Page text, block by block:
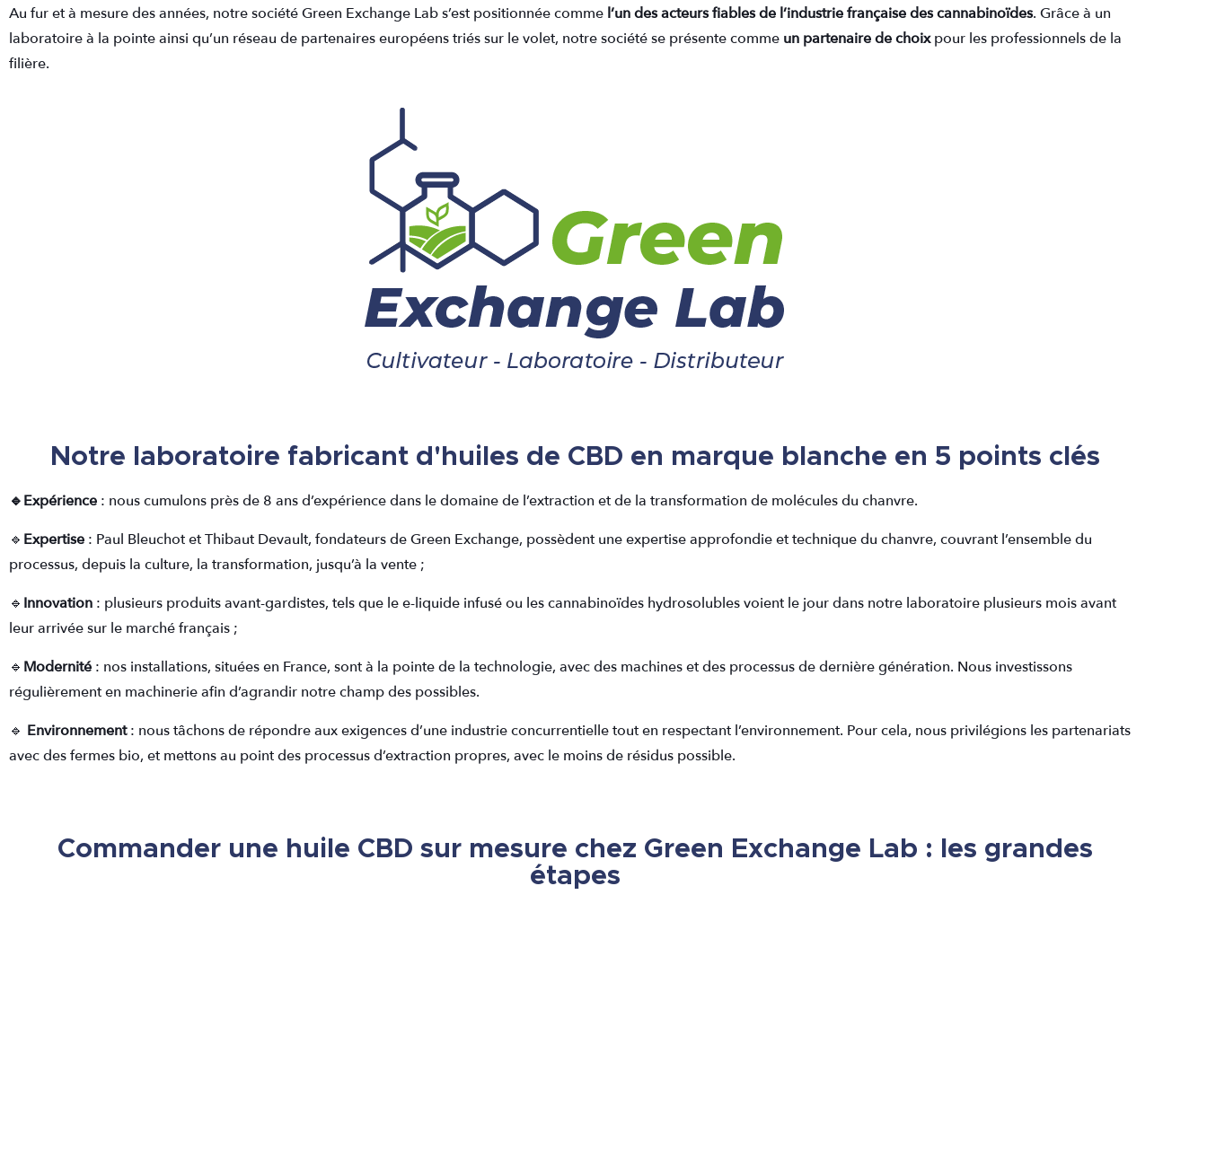
Au fur et à mesure des années, notre société Green Exchange Lab s’est positionnée comme l’un des acteurs fiables de l’industrie française des cannabinoïdes. Grâce à un
laboratoire à la pointe ainsi qu’un réseau de partenaires européens triés sur le volet, notre société se présente comme un partenaire de choixpour les professionnels de la
filière.
Notre laboratoire fabricant d'huiles de CBD en marque blanche en 5 points clés
🔹Expérience : nous cumulons près de 8 ans d’expérience dans le domaine de l’extraction et de la transformation de molécules du chanvre.
🔹 Expertise : Paul Bleuchot et Thibaut Devault, fondateurs de Green Exchange, possèdent une expertise approfondie et technique du chanvre, couvrant l’ensemble du
processus, depuis la culture, la transformation, jusqu’à la vente ;
🔹 Innovation : plusieurs produits avant-gardistes, tels que le e-liquide infusé ou les cannabinoïdes hydrosolubles voient le jour dans notre laboratoire plusieurs mois avant
leur arrivée sur le marché français ;
🔹 Modernité : nos installations, situées en France, sont à la pointe de la technologie, avec des machines et des processus de dernière génération. Nous investissons
régulièrement en machinerie afin d’agrandir notre champ des possibles.
🔹 Environnement: nous tâchons de répondre aux exigences d’une industrie concurrentielle tout en respectant l’environnement. Pour cela, nous privilégions les partenariats
avec des fermes bio, et mettons au point des processus d’extraction propres, avec le moins de résidus possible.
Commander une huile CBD sur mesure chez Green Exchange Lab : les grandes
étapes